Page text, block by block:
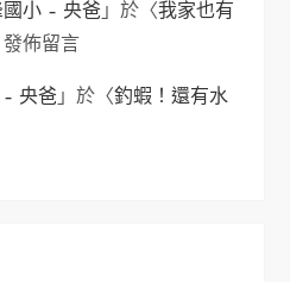
小 – 央爸 」於〈我家也有
發佈留言
央爸 」於〈釣蝦！還有水